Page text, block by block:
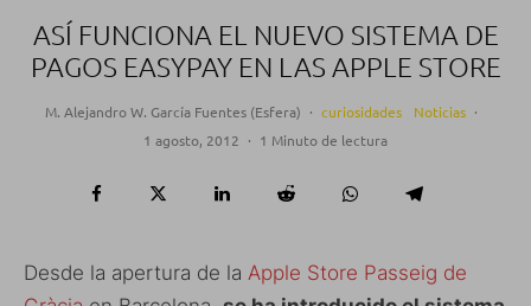
ASÍ FUNCIONA EL NUEVO SISTEMA DE
PAGOS EASYPAY EN LAS APPLE STORE
M. Alejandro W. García Fuentes (Esfera) · curiosidades Noticias ·
1 agosto, 2012 · 1 Minuto de lectura
Desde la apertura de la Apple Store Passeig de